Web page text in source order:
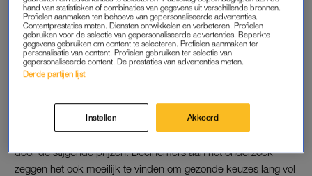
ongezond leven op korte termijn goedkoper is dan gezond
leven, terwijl op lange termijn het beslag op de samenleving
groot is. Dus het is een maatschappelijk probleem.”
GEZONDE LEVENSSTIJL
Toch wil de meerderheid van de Nederlanders (56 procent)
wél dagelijkste gewoonten aanpassen om gezonder te leven.
Volgens de verzekeraars wordt men daarin vooral belemmerd
door de stijgende prijzen. Deelnemers aan het onderzoek
zeggen het ook moeilijk te vinden om gezonde keuzes lang vol
hand van statistieken of combinaties van gegevens uit verschillende bronnen.
Profielen aanmaken ten behoeve van gepersonaliseerde advertenties.
Contentprestaties meten. Diensten ontwikkelen en verbeteren. Profielen
gebruiken voor de selectie van gepersonaliseerde advertenties. Beperkte
gegevens gebruiken om content te selecteren. Profielen aanmaken ter
personalisatie van content. Profielen gebruiken ter selectie van
gepersonaliseerde content. De prestaties van advertenties meten.
Derde partijen lijst
Instellen Akkoord